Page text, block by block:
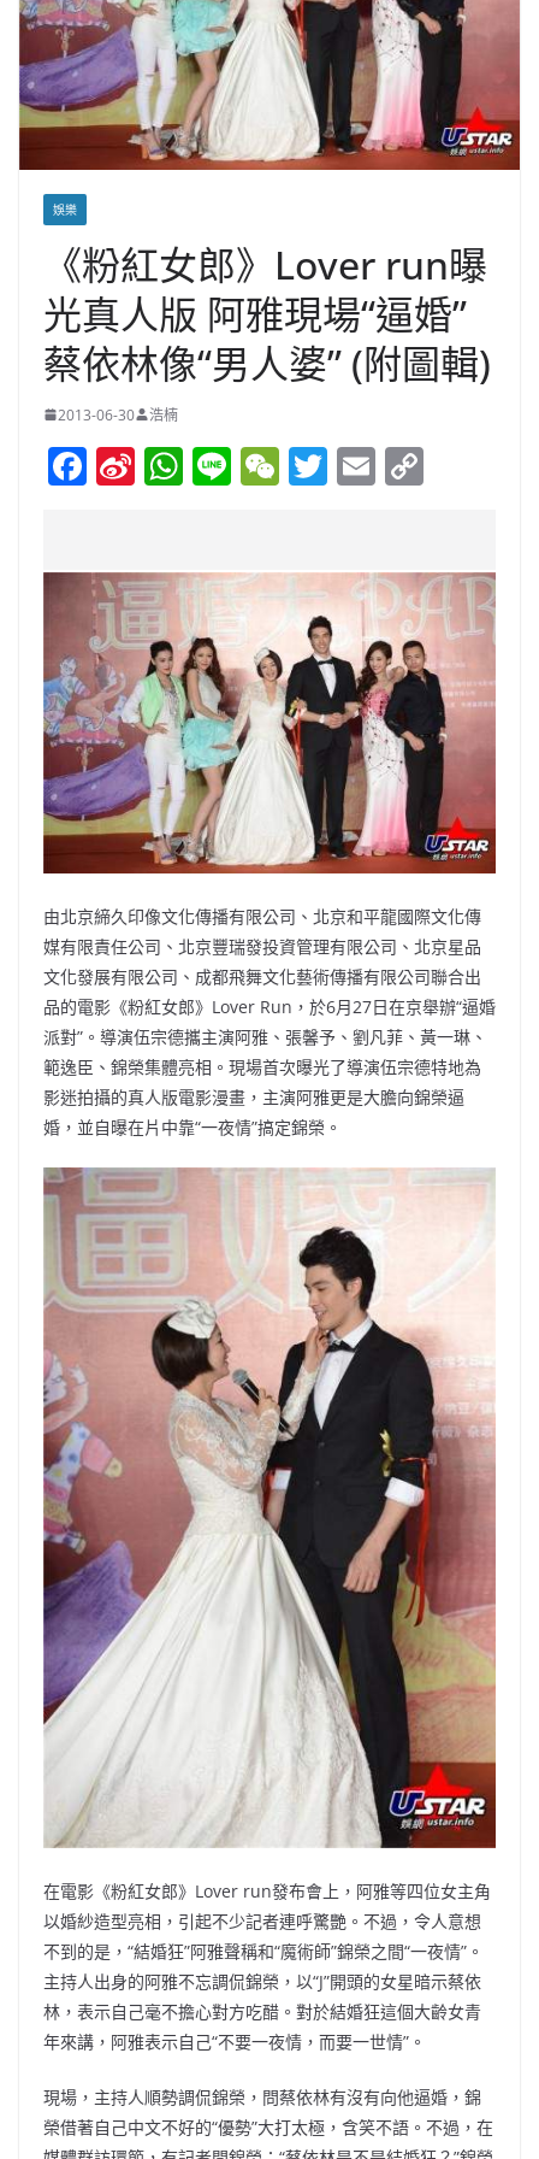
娛樂
《粉紅女郎》Lover run曝
光真人版 阿雅現場“逼婚”
蔡依林像“男人婆” (附圖輯)
2013-06-30 浩楠
F
e
b
o
o
k
Si
W
ei
b
o
W
s
A
p
p
Li W
h
at
T
er
E
l y
Li
n
k
由北京締久印像文化傳播有限公司、北京和平龍國際文化傳
媒有限責任公司、北京豐瑞發投資管理有限公司、北京星品
文化發展有限公司、成都飛舞文化藝術傳播有限公司聯合出
品的電影《粉紅女郎》Lover Run，於6月27日在京舉辦“逼婚
派對”。導演伍宗德攜主演阿雅、張馨予、劉凡菲、黃一琳、
範逸臣、錦榮集體亮相。現場首次曝光了導演伍宗德特地為
影迷拍攝的真人版電影漫畫，主演阿雅更是大膽向錦榮逼
婚，並自曝在片中靠“一夜情”搞定錦榮。
在電影《粉紅女郎》Lover run發布會上，阿雅等四位女主角
以婚紗造型亮相，引起不少記者連呼驚艷。不過，令人意想
不到的是，“結婚狂”阿雅聲稱和“魔術師”錦榮之間“一夜情”。
主持人出身的阿雅不忘調侃錦榮，以“J”開頭的女星暗示蔡依
林，表示自己毫不擔心對方吃醋。對於結婚狂這個大齡女青
年來講，阿雅表示自己“不要一夜情，而要一世情”。
現場，主持人順勢調侃錦榮，問蔡依林有沒有向他逼婚，錦
榮借著自己中文不好的“優勢”大打太極，含笑不語。不過，在